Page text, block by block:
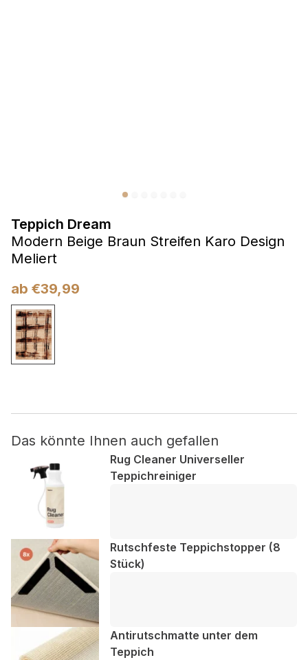
Teppich Dream
Modern Beige Braun Streifen Karo Design
Meliert
ab €39,99
Das könnte Ihnen auch gefallen
Rug Cleaner Universeller
Teppichreiniger
Rutschfeste Teppichstopper (8
Stück)
Antirutschmatte unter dem
Teppich
Marketing
Marketing-Cookies werden verwendet, um Benutzer über
Websites hinweg zu verfolgen. Das Ziel ist es, Anzeigen
ansprechend sind und somit wertvoller für Herausgeber und
Werbetreibende Dritter sind.
Nicht kategorisiert.
Alle ablehnen
Meine Einstellungen speichern